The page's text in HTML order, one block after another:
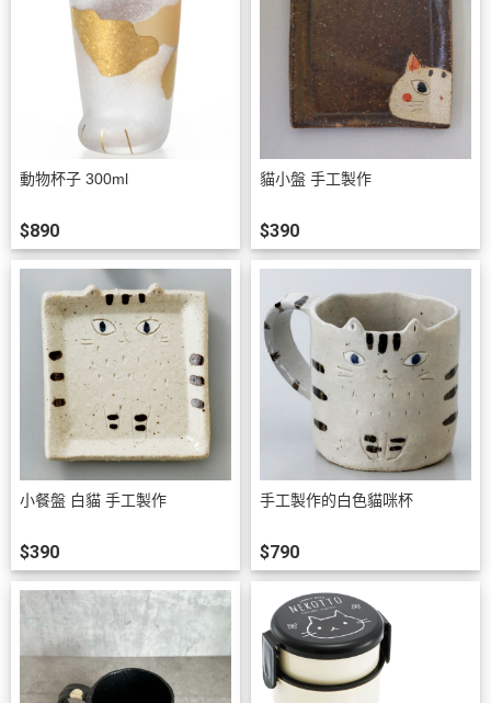
動物杯子 300ml
$890
貓小盤 手工製作
$390
小餐盤 白貓 手工製作
$390
手工製作的白色貓咪杯
$790